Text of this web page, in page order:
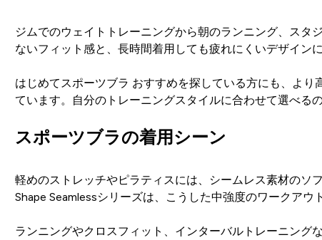
ジムでのウェイトトレーニングから朝のランニング、ス
ないフィット感と、長時間着用しても疲れにくいデザイン
はじめてスポーツブラ おすすめを探している方にも、よ
ています。自分のトレーニングスタイルに合わせて選べる
スポーツブラの着用シーン
軽めのストレッチやピラティスには、シームレス素材のソ
Shape Seamlessシリーズは、こうした中強度のワークアウ
ランニングやクロスフィット、インターバルトレーニング